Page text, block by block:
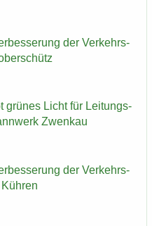
der Ver­kehrs­
grü­nes Licht für Lei­tungs­
Zwenkau
der Ver­kehrs­